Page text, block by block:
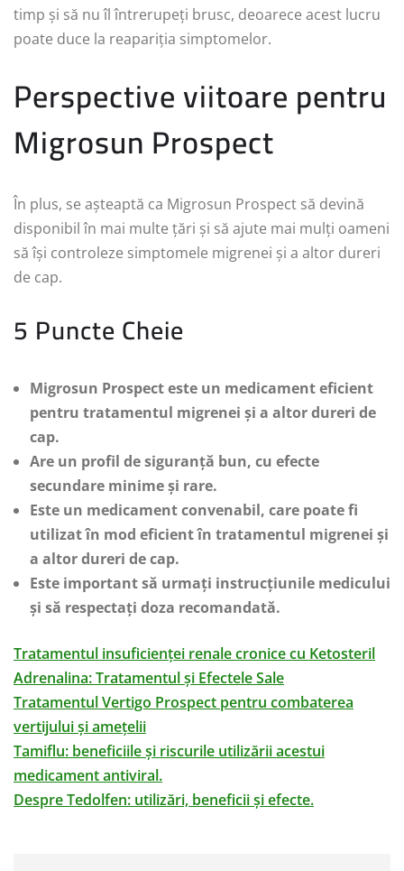
timp și să nu îl întrerupeți brusc, deoarece acest lucru
poate duce la reapariția simptomelor.
Perspective viitoare pentru
Migrosun Prospect
În plus, se așteaptă ca Migrosun Prospect să devină
disponibil în mai multe țări și să ajute mai mulți oameni
să își controleze simptomele migrenei și a altor dureri
de cap.
5 Puncte Cheie
Migrosun Prospect este un medicament eficient
pentru tratamentul migrenei și a altor dureri de
cap.
Are un profil de siguranță bun, cu efecte
secundare minime și rare.
Este un medicament convenabil, care poate fi
utilizat în mod eficient în tratamentul migrenei și
a altor dureri de cap.
Este important să urmați instrucțiunile medicului
și să respectați doza recomandată.
Tratamentul insuficienței renale cronice cu Ketosteril
Adrenalina: Tratamentul și Efectele Sale
Tratamentul Vertigo Prospect pentru combaterea
vertijului și amețelii
Tamiflu: beneficiile și riscurile utilizării acestui
medicament antiviral.
Despre Tedolfen: utilizări, beneficii și efecte.